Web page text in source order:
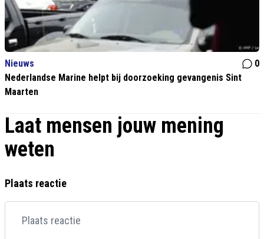
Nieuws
0
Nederlandse Marine helpt bij doorzoeking gevangenis Sint
Maarten
Laat mensen jouw mening
weten
Plaats reactie